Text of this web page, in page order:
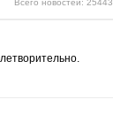
Всего новостей: 25443